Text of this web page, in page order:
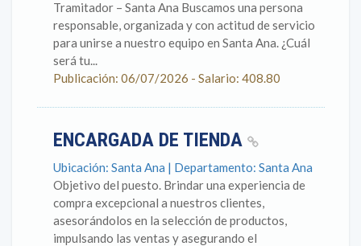
Tramitador – Santa Ana Buscamos una persona
responsable, organizada y con actitud de servicio
para unirse a nuestro equipo en Santa Ana. ¿Cuál
será tu...
Publicación: 06/07/2026 - Salario: 408.80
ENCARGADA DE TIENDA
Ubicación: Santa Ana | Departamento: Santa Ana
Objetivo del puesto. Brindar una experiencia de
compra excepcional a nuestros clientes,
asesorándolos en la selección de productos,
impulsando las ventas y asegurando el